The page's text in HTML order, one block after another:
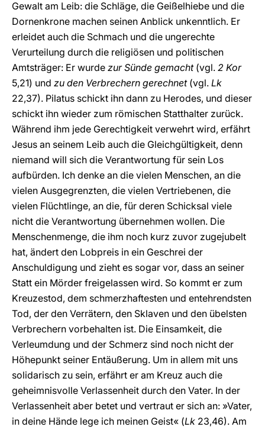
Gewalt am Leib: die Schläge, die Geißelhiebe und die
Dornenkrone machen seinen Anblick unkenntlich. Er
erleidet auch die Schmach und die ungerechte
Verurteilung durch die religiösen und politischen
Amtsträger: Er wurde zur Sünde gemacht (vgl. 2 Kor
5,21) und zu den Verbrechern gerechnet(vgl. Lk
22,37). Pilatus schickt ihn dann zu Herodes, und dieser
schickt ihn wieder zum römischen Statthalter zurück.
Während ihm jede Gerechtigkeit verwehrt wird, erfährt
Jesus an seinem Leib auch die Gleichgültigkeit, denn
niemand will sich die Verantwortung für sein Los
aufbürden. Ich denke an die vielen Menschen, an die
vielen Ausgegrenzten, die vielen Vertriebenen, die
vielen Flüchtlinge, an die, für deren Schicksal viele
nicht die Verantwortung übernehmen wollen. Die
Menschenmenge, die ihm noch kurz zuvor zugejubelt
hat, ändert den Lobpreis in ein Geschrei der
Anschuldigung und zieht es sogar vor, dass an seiner
Statt ein Mörder freigelassen wird. So kommt er zum
Kreuzestod, dem schmerzhaftesten und entehrendsten
Tod, der den Verrätern, den Sklaven und den übelsten
Verbrechern vorbehalten ist. Die Einsamkeit, die
Verleumdung und der Schmerz sind noch nicht der
Höhepunkt seiner Entäußerung. Um in allem mit uns
solidarisch zu sein, erfährt er am Kreuz auch die
geheimnisvolle Verlassenheit durch den Vater. In der
Verlassenheit aber betet und vertraut er sich an: »Vater,
in deine Hände lege ich meinen Geist« (Lk 23,46). Am